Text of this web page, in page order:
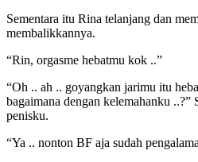
Sementara itu Rina telanjang dan
membalikkannya.
“Rin, orgasme hebatmu kok ..”
“Oh .. ah .. goyangkan jarimu itu
bagaimana dengan kelemahanku ..?”
penisku.
“Ya .. nonton BF aja sudah